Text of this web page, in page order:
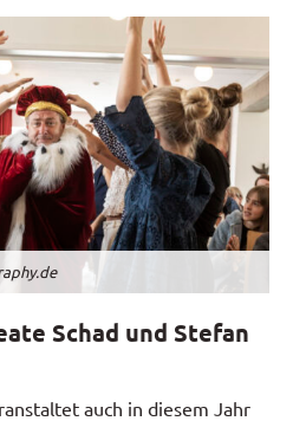
Schad und Stefan
auch in diesem Jahr